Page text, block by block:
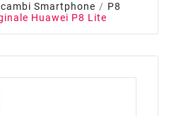
Smartphone
P8
Huawei P8 Lite